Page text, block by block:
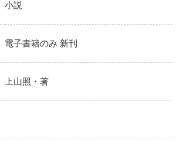
小説
電子書籍のみ 新刊
上山照 ・著